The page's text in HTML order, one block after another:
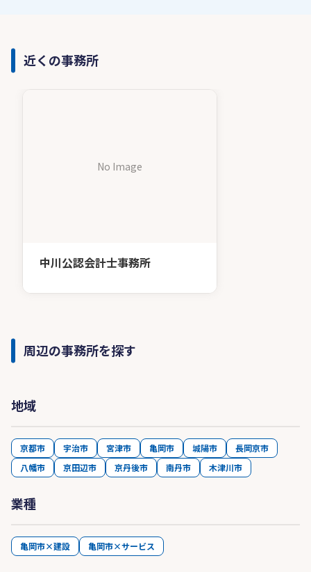
近くの事務所
No Image
中川公認会計士事務所
周辺の事務所を探す
地域
京都市 宇治市 宮津市 亀岡市 城陽市
長岡京市
八幡市
京田辺市 京丹後市 南丹市 木津川市
業種
亀岡市×建設 亀岡市×サービス